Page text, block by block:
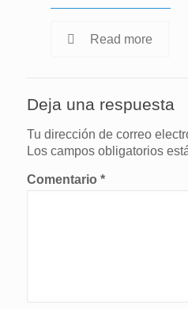
Read more
Deja una respuesta
Tu dirección de correo
Los campos obligatorios
Comentario *